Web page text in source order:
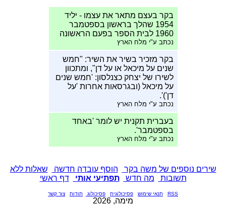
בקר בעצם מתאר את עצמו - יליד
1954 שהלך בראשון בספטמבר
1960 לבית הספר בפעם הראשונה
נכתב ע"י מלח הארץ
בקר מזכיר בשיר את השיר: "חמש
שנים על מיכאל או על דן", ומתכוון
לשירו של יצחק כצנלסון: 'חמש שנים
על מיכאל (ובגרסאות אחרות 'על
דן')'.
נכתב ע"י מלח הארץ
בעברית תקנית יש לומר 'באחד
בספטמבר'.
נכתב ע"י מלח הארץ
שירים נוספים של משה בקר הוסף עובדה חדשה
שאלות ללא
תשובות
מה חדש תפתיעי אותי דף ראשי
RSS תנאי שימוש פסיכולוגית פסיכולוג תודות צור קשר
מימה, 2026